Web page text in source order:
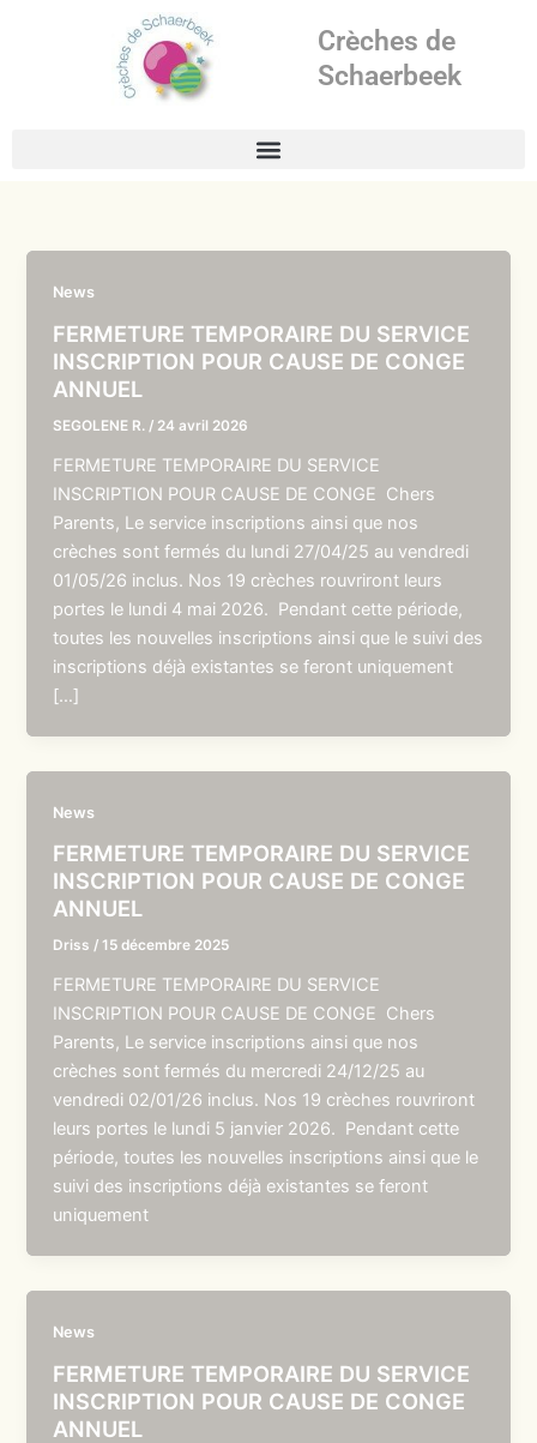
Crèches de
Schaerbeek
News
FERMETURE TEMPORAIRE DU SERVICE
INSCRIPTION POUR CAUSE DE CONGE
ANNUEL
SEGOLENE R. / 24 avril 2026
FERMETURE TEMPORAIRE DU SERVICE
INSCRIPTION POUR CAUSE DE CONGE Chers
Parents, Le service inscriptions ainsi que nos
crèches sont fermés du lundi 27/04/25 au vendredi
01/05/26 inclus. Nos 19 crèches rouvriront leurs
portes le lundi 4 mai 2026. Pendant cette période,
toutes les nouvelles inscriptions ainsi que le suivi des
inscriptions déjà existantes se feront uniquement
[…]
News
FERMETURE TEMPORAIRE DU SERVICE
INSCRIPTION POUR CAUSE DE CONGE
ANNUEL
Driss /15 décembre 2025
FERMETURE TEMPORAIRE DU SERVICE
INSCRIPTION POUR CAUSE DE CONGE Chers
Parents, Le service inscriptions ainsi que nos
crèches sont fermés du mercredi 24/12/25 au
vendredi 02/01/26 inclus. Nos 19 crèches rouvriront
leurs portes le lundi 5 janvier 2026. Pendant cette
période, toutes les nouvelles inscriptions ainsi que le
suivi des inscriptions déjà existantes se feront
uniquement
News
FERMETURE TEMPORAIRE DU SERVICE
INSCRIPTION POUR CAUSE DE CONGE
ANNUEL